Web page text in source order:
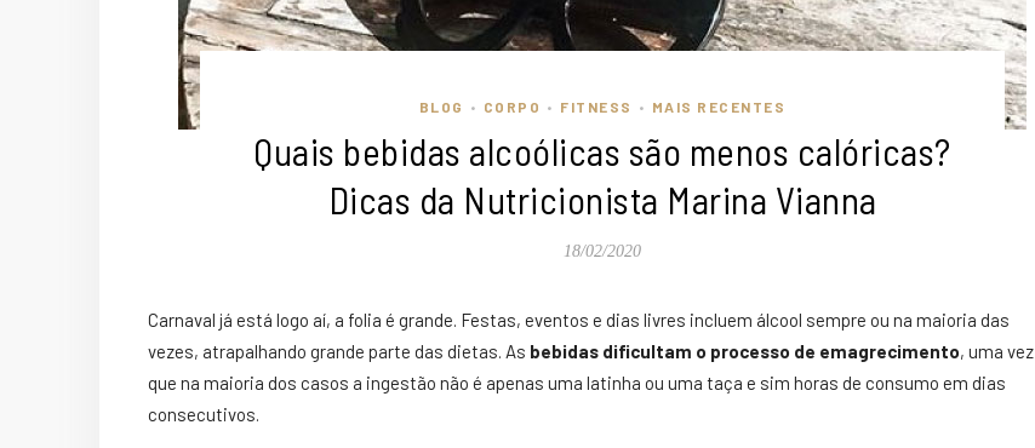
BLOG • CORPO • FITNESS • MAIS RECENTES
Quais bebidas alcoólicas são menos calóricas?
Dicas da Nutricionista Marina Vianna
18/02/2020
Carnaval já está logo aí, a folia é grande. Festas, eventos e dias livres incluem álcool sempre ou na maioria das
vezes, atrapalhando grande parte das dietas. As bebidas dificultam o processo de emagrecimento, uma vez
que na maioria dos casos a ingestão não é apenas uma latinha ou uma taça e sim horas de consumo em dias
consecutivos.